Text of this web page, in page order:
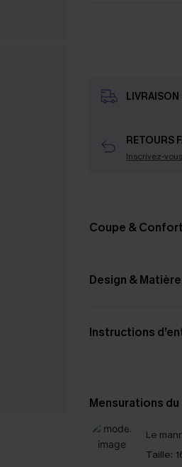
RETOURS
Inscrivez-
Coupe &
Design & Matière
Instructions
Mensurations
Le
Taille: